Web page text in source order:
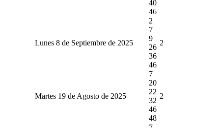
40
46
Lunes 8 de Septiembre de 2025
2
7
9
26
36
46
2
Martes 19 de Agosto de 2025
7
20
22
32
46
48
2